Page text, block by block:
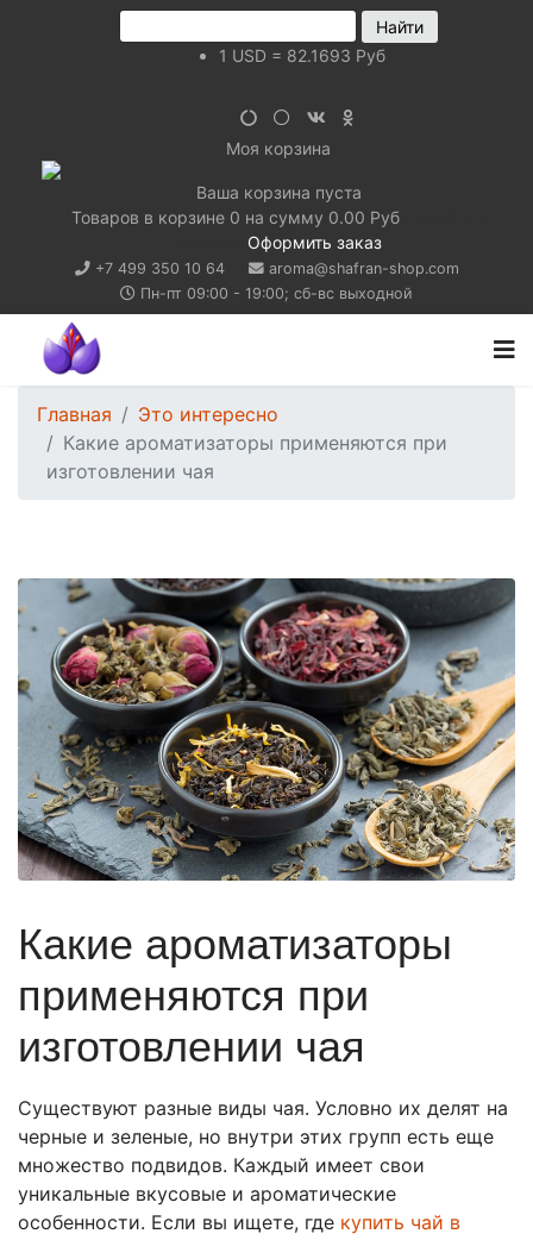
1 USD = 82.1693 Руб
Моя корзина
Ваша корзина пуста
Товаров в корзине 0 на сумму 0.00 Руб
Оформить заказ
+7 499 350 10 64
aroma@shafran-shop.com
Пн-пт 09:00 - 19:00; сб-вс выходной
Главная
Это интересно
Какие ароматизаторы применяются при
изготовлении чая
Какие ароматизаторы
применяются при
изготовлении чая
Существуют разные виды чая. Условно их делят на
черные и зеленые, но внутри этих групп есть еще
множество подвидов. Каждый имеет свои
уникальные вкусовые и ароматические
особенности. Если вы ищете, где купить чай в